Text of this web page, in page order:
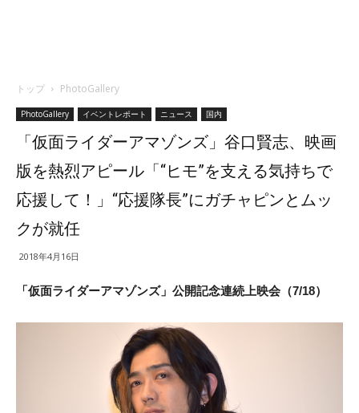
トップ PhotoGallery
PhotoGallery イベントレポート ニュース 国内
「仮面ライダーアマゾンズ」谷口賢志、映画
版を熱烈アピール「“ヒモ”を支える気持ちで
応援して！」“応援隊長”にガチャピンとムッ
クが就任
2018年4月16日
「仮面ライダーアマゾンズ」公開記念連続上映会（7/18）